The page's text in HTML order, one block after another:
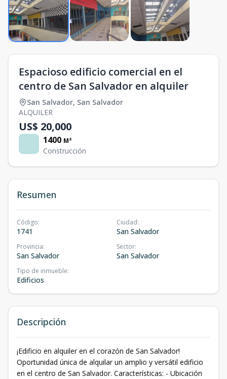
Espacioso edificio comercial en el
centro de San Salvador en alquiler
San Salvador, San Salvador
ALQUILER
US$ 20,000
1400 M²
Construcción
Resumen
Código:
1741
Ciudad:
San Salvador
Provincia:
San Salvador
Sector:
San Salvador
Tipo de inmueble:
Edificios
Descripción
¡Edificio en alquiler en el corazón de San Salvador!
Oportunidad única de alquilar un amplio y versátil edificio
en el centro de San Salvador. Características: - Ubicación